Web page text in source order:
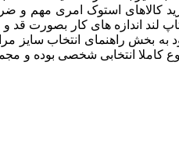
کالاهای استوک امری مهم
لند اندازه های کار بصورت
به بخش راهنمای انتخاب سایز